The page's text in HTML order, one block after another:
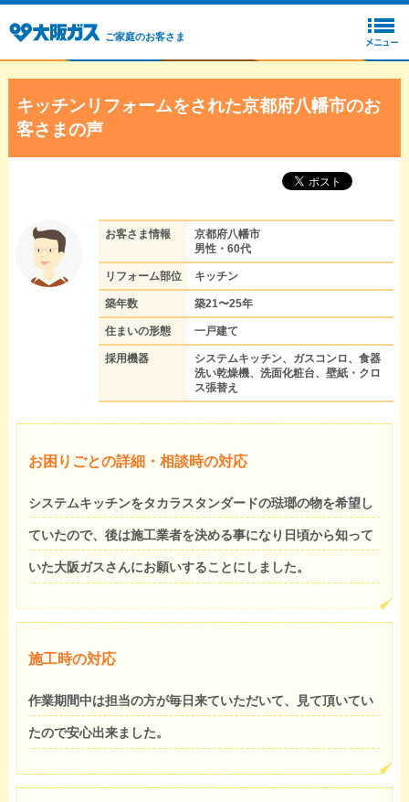
ご家庭のお客さま
キッチンリフォームをされた京都府八幡市のお
客さまの声
お客さま情報
京都府八幡市
男性・60代
リフォーム部位 キッチン
築年数 築21〜25年
住まいの形態 一戸建て
採用機器
システムキッチン、ガスコンロ、食器
洗い乾燥機、洗面化粧台、壁紙・クロ
ス張替え
お困りごとの詳細・相談時の対応
システムキッチンをタカラスタンダードの琺瑯の物を希望し
ていたので、後は施工業者を決める事になり日頃から知って
いた大阪ガスさんにお願いすることにしました。
施工時の対応
作業期間中は担当の方が毎日来ていただいて、見て頂いてい
たので安心出来ました。